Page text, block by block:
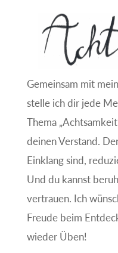
Gemeinsam mit
stelle ich dir jede
Thema
deinen Verstand.
Einklang sind,
Und du kannst
vertrauen. Ich
Freude beim
wieder Üben!